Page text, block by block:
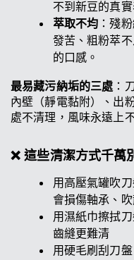
不到新豆的真實
萃取不均 ：殘
發苦、粗粉萃
的口感。
最易藏污納垢的三處 ：
內壁（靜電黏附）、出
處不清理，風味永遠上
❌ 這些清潔方式千萬
用高壓氣罐吹
會損傷軸承、
用濕紙巾擦拭
齒縫更難清
用硬毛刷刮刀